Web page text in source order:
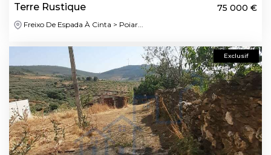
Terre Rustique 75 000 €
Freixo De Espada À Cinta > Poiar...
Exclusif